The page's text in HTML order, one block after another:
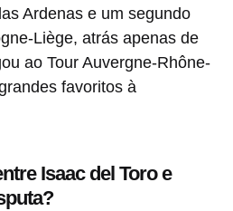
Ardenas e um segundo
Liège, atrás apenas de
ao Tour Auvergne-Rhône-
favoritos à
Isaac del Toro e